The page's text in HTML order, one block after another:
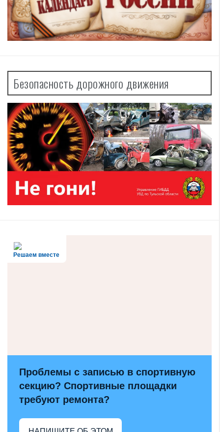
Безопасность дорожного движения
Решаем вместе
Проблемы с записью в спортивную
секцию? Спортивные площадки
требуют ремонта?